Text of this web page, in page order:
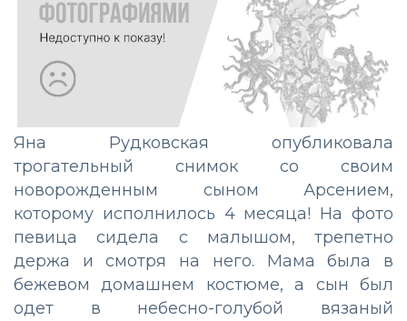
Яна Рудковская опубликовала
трогательный снимок со своим
новорожденным сыном Арсением,
которому исполнилось 4 месяца! На фото
певица сидела с малышом, трепетно
держа и смотря на него. Мама была в
бежевом домашнем костюме, а сын был
одет в небесно-голубой вязаный